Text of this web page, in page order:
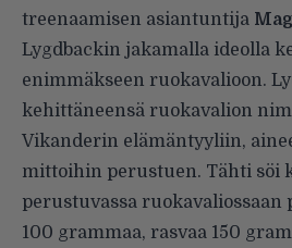
treenaamisen asiantuntija
Lygdbackin jakamalla ideolla
enimmäkseen ruokavalioon.
kehittäneensä ruokavalion
Vikanderin elämäntyyliin,
mittoihin perustuen. Tähti söi
perustuvassa ruokavaliossaan
100 grammaa, rasvaa 150